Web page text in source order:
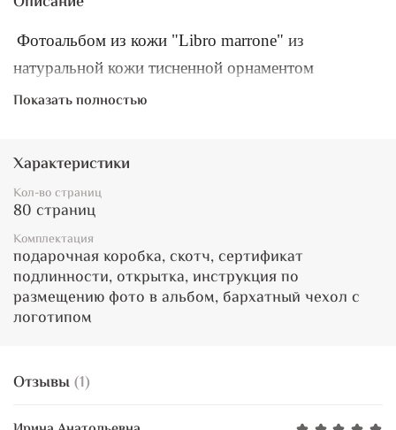
Фотоальбом из кожи "Libro marrone" из
натуральной кожи тисненной орнаментом
Как и все фотоальбомы Tezoro модель "Сиена"
имеет классический блок - плотный дизайнерский
картон цвета слоновой кости, каждая страница
проложена пергаментом. Фотографии
размещаются в любом порядке, разных форматов
на специальный двойной скотч (идет в комплекте).
На страницах можно не только делать надписи, но
и размещать фотографии.
Показать полностью
Характеристики
Кол-во страниц
80 страниц
Комплектация
подарочная коробка, скотч, сертификат
подлинности, открытка, инструкция по
размещению фото в альбом, бархатный чехол с
логотипом
Отзывы(1)